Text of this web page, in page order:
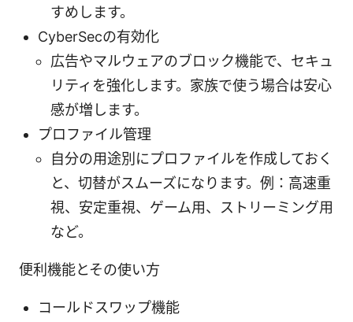
すめします。
CyberSecの有効化
広告やマルウェアのブロック機能で、セキュ
リティを強化します。家族で使う場合は安心
感が増します。
プロファイル管理
自分の用途別にプロファイルを作成しておく
と、切替がスムーズになります。例：高速重
視、安定重視、ゲーム用、ストリーミング用
など。
便利機能とその使い方
コールドスワップ機能